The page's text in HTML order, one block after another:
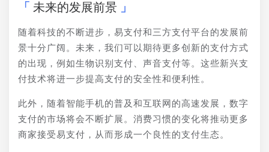
未来的发展前景
随着科技的不断进步，易支付和三方支付平台的发展前
景十分广阔。未来，我们可以期待更多创新的支付方式
的出现，例如生物识别支付、声音支付等。这些新兴支
付技术将进一步提高支付的安全性和便利性。
此外，随着智能手机的普及和互联网的高速发展，数字
支付的市场将会不断扩展。消费习惯的变化将推动更多
商家接受易支付，从而形成一个良性的支付生态。